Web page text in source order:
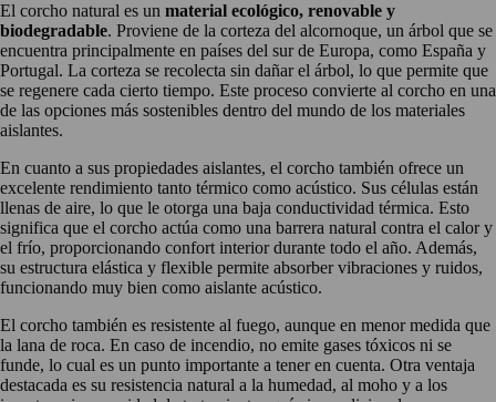
El corcho natural es un material ecológico, renovable y
biodegradable. Proviene de la corteza del alcornoque, un árbol que se
encuentra principalmente en países del sur de Europa, como España y
Portugal. La corteza se recolecta sin dañar el árbol, lo que permite que
se regenere cada cierto tiempo. Este proceso convierte al corcho en una
de las opciones más sostenibles dentro del mundo de los materiales
aislantes.
En cuanto a sus propiedades aislantes, el corcho también ofrece un
excelente rendimiento tanto térmico como acústico. Sus células están
llenas de aire, lo que le otorga una baja conductividad térmica. Esto
significa que el corcho actúa como una barrera natural contra el calor y
el frío, proporcionando confort interior durante todo el año. Además,
su estructura elástica y flexible permite absorber vibraciones y ruidos,
funcionando muy bien como aislante acústico.
El corcho también es resistente al fuego, aunque en menor medida que
la lana de roca. En caso de incendio, no emite gases tóxicos ni se
funde, lo cual es un punto importante a tener en cuenta. Otra ventaja
destacada es su resistencia natural a la humedad, al moho y a los